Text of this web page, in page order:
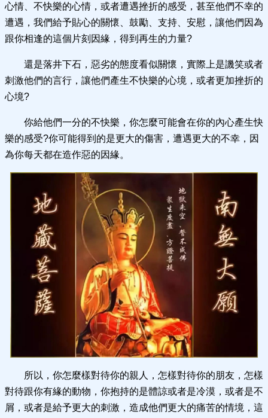
心情、不快樂的心情，或者遭遇挫折的感受，甚至他們不幸的
遭遇，我們給予貼心的關懷、鼓勵、支持、安慰，讓他們因為
跟你相逢的這個片刻因緣，得到再生的力量?
還是落井下石，惡劣的態度看似關懷，實際上是譏笑或者
刺激他們的言行，讓他們產生不快樂的心境，或者更加挫折的
心境?
你給他們一分的不快樂，你怎麼可能會在你的內心產生快
樂的感受?你可能得到的是更大的傷害，遭遇更大的不幸，因
為你每天都在造作惡的因緣。
所以，你怎麼樣對待你的親人，怎樣對待你的朋友，怎樣
對待跟你有緣的動物，你抱持的是體諒或者是冷漠，或者是不
屑，或者是給予更大的刺激，造成他們更大的痛苦的情境，這